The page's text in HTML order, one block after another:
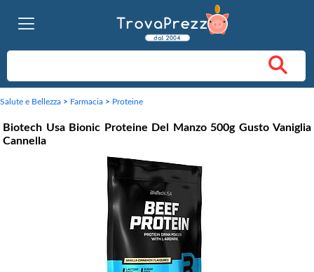
Salute e Bellezza > Farmacia > Proteine
Biotech Usa Bionic Proteine Del Manzo 500g Gusto Vaniglia
Cannella